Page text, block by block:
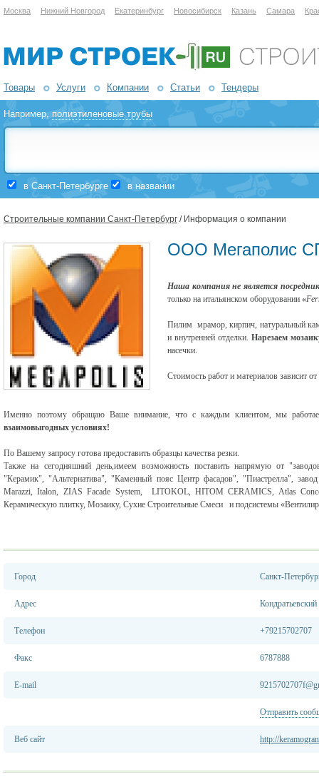
Москва Нижний Новгород Екатеринбург Новосибирск Казань Самара
Товары Услуги Компании Статьи Тендеры
Например,полиэтиленовые трубы
в Санкт-Петербурге в названии
Строительные компании Санкт-Петербург / Информация о компании
ООО Мегаполис
Наша компания не является
только на итальянском оборудовании «
Пилим мрамор, кирпич, натуральный
и внутренней отделки. Нарезаем
насечки.
Стоимость работ и материалов зависит
Именно поэтому обращаю Ваше внимание, что с каждым клиентом, мы
взаимовыгодных условиях!
По Вашему запросу готова предоставить образцы качества резки.
Также на сегодняшний день,имеем возможность поставить напрямую от
"Керамик", "Альтернатива", "Каменный пояс Центр фасадов", "Пиастрелла",
Marazzi, Italon, ZIAS Facade System, LITOKOL, HITOM CERAMICS, Atlas
Керамическую плитку, Мозаику, Сухие Строительные Смеси и подсистемы
Город Санкт-
Адрес Кондратьевский
Телефон +79215702707
Факс 6787888
E-mail
Отправить
Веб сайт http://